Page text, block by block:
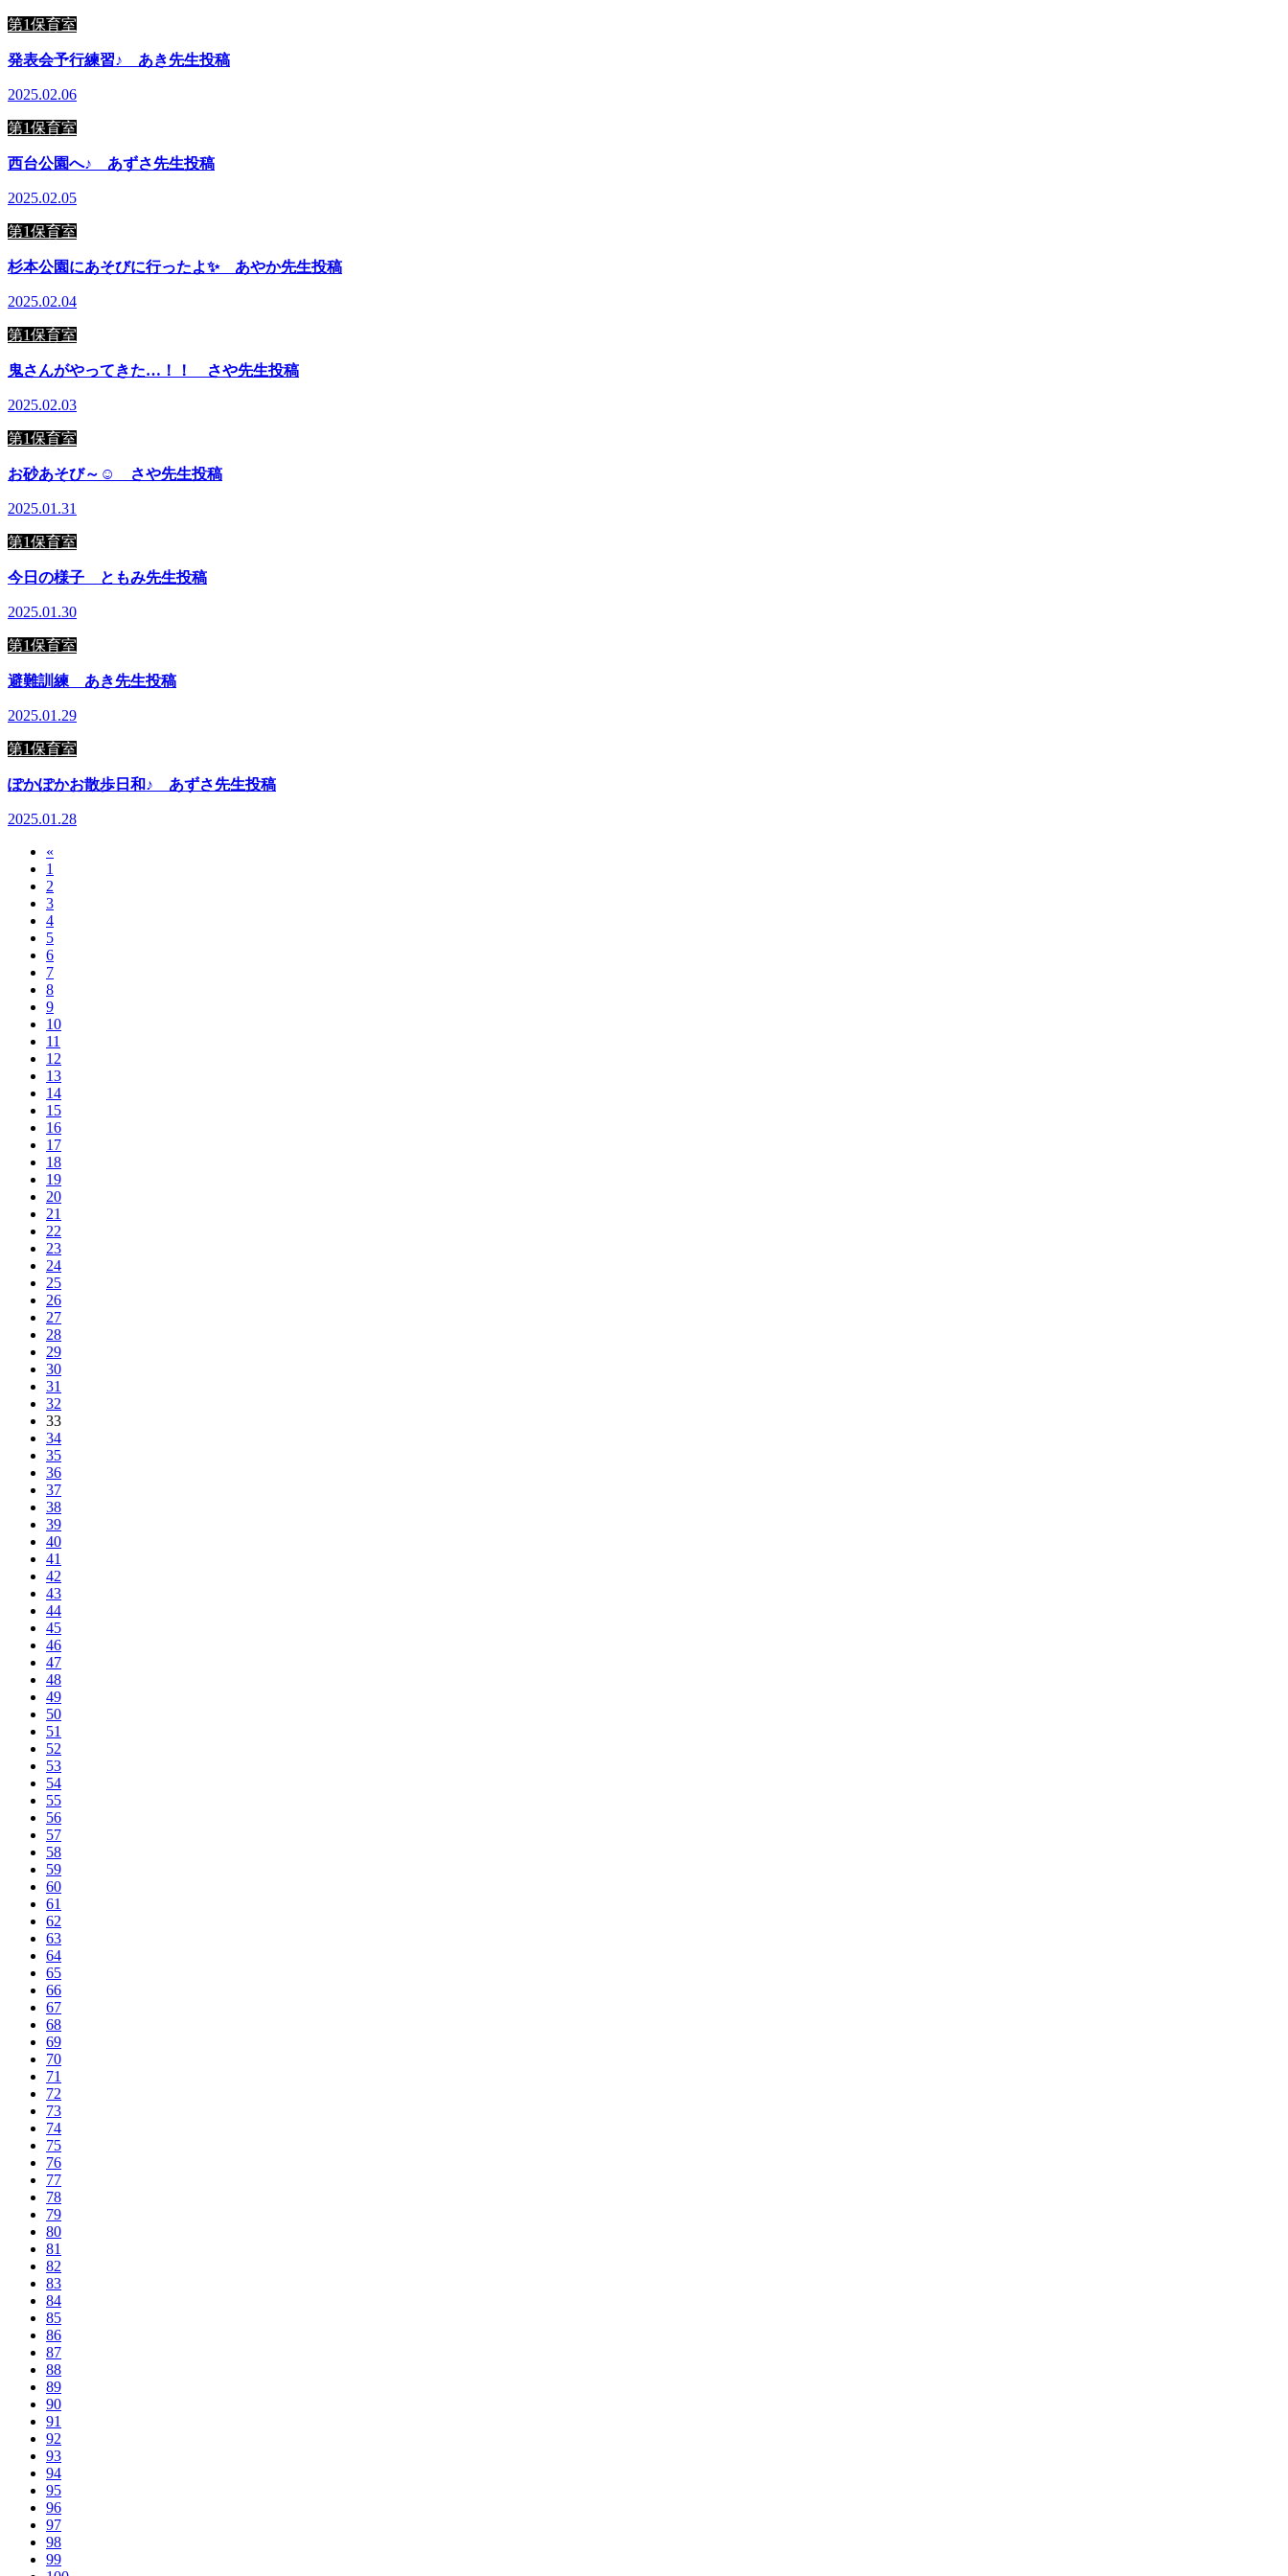
第1保育室
発表会予行練習♪ あき先生投稿
2025.02.06
第1保育室
西台公園へ♪ あずさ先生投稿
2025.02.05
第1保育室
杉本公園にあそびに行ったよ✨ あやか先生投稿
2025.02.04
第1保育室
鬼さんがやってきた…！！ さや先生投稿
2025.02.03
第1保育室
お砂あそび～☺ さや先生投稿
2025.01.31
第1保育室
今日の様子 ともみ先生投稿
2025.01.30
第1保育室
避難訓練 あき先生投稿
2025.01.29
第1保育室
ぽかぽかお散歩日和♪ あずさ先生投稿
2025.01.28
«
1
2
3
4
5
6
7
8
9
10
11
12
13
14
15
16
17
18
19
20
21
22
23
24
25
26
27
28
29
30
31
32
33
34
35
36
37
38
39
40
41
42
43
44
45
46
47
48
49
50
51
52
53
54
55
56
57
58
59
60
61
62
63
64
65
66
67
68
69
70
71
72
73
74
75
76
77
78
79
80
81
82
83
84
85
86
87
88
89
90
91
92
93
94
95
96
97
98
99